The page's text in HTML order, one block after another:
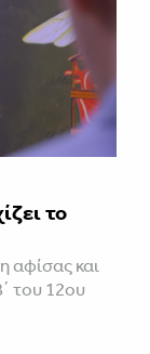
το
αφίσας και
του 12ου